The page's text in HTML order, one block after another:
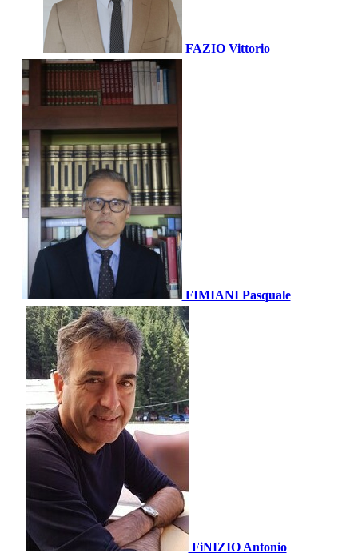
FAZIO Vittorio
FIMIANI Pasquale
FiNIZIO Antonio